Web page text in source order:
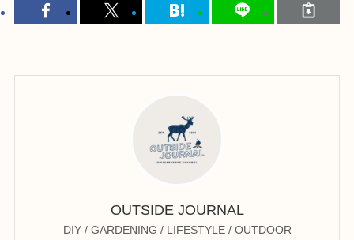
OUTSIDE JOURNAL
DIY / GARDENING / LIFESTYLE / OUTDOOR